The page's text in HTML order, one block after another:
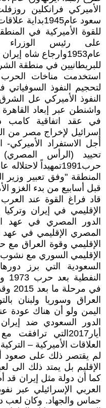
الأميركي فرانكلين
سعود
للقوة الأميركية في
على رئيس الوزراء
عام1953وارجاع شاه
للبريطانيين في منطقة
استخدمت مناخات الحرب
لتحجيم النفوذ
النفوذ الأميركي عل
إسرائيل لإخراج مصر من
أجل الاستفراد الأميركي-
تحييد (الرأس
المنطقة "وفق تعبير وزير
قبل أسابيع من بدء الغزو
قاد فراغ القوة عند
الإقليمي في إيران
الدور المصري في عهد
المصري الإقليمي في عهد
الإقليمي السوري مع نشوب
السعودية التي برز
في
العراق وسوريا ولبنان
اليمن ولو أن هناك عودة
الدور السعودي ضد
أيار2017التي
العلاقات الأميركية –
لم يقتصر ذلك على صعود
الإقليم بل يمتد ذلك الى
كما أن دولة مثل إيران قد
العربي الإسرائيلي عبر
حماس والجهاد. وكان لعب